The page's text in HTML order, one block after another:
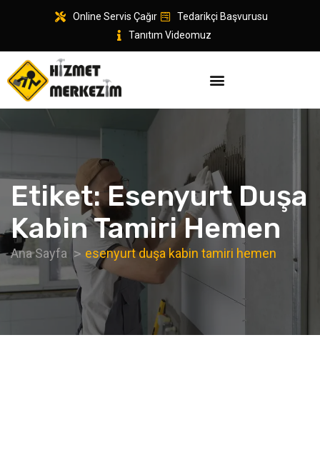
Online Servis Çağır
Tedarikçi Başvurusu
Tanıtım Videomuz
Etiket:Esenyurt Duşa
Kabin Tamiri Hemen
Ana Sayfa esenyurt duşa kabin tamiri hemen